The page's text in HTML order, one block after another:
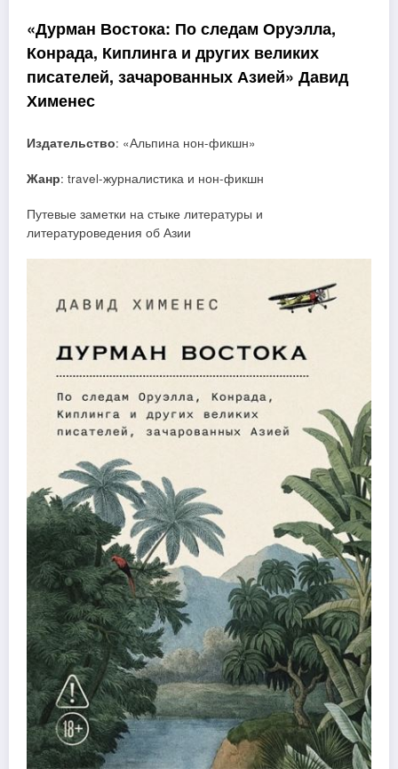
«Дурман Востока: По следам Оруэлла,
Конрада, Киплинга и других великих
писателей, зачарованных Азией» Давид
Хименес
Издательство: «Альпина нон-фикшн»
Жанр: travel-журналистика и нон-фикшн
Путевые заметки на стыке литературы и
литературоведения об Азии